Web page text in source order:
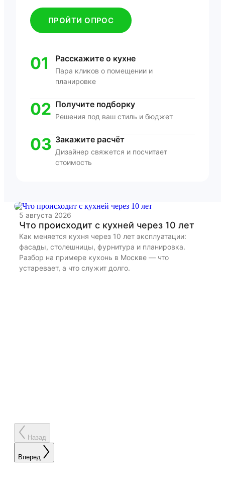
ПРОЙТИ ОПРОС
01 Расскажите о кухне
Пара кликов о помещении и
планировке
02 Получите подборку
Решения под ваш стиль и бюджет
03 Закажите расчёт
Дизайнер свяжется и посчитает
стоимость
5 августа 2026
Что происходит с кухней через 10 лет
Как меняется кухня через 10 лет эксплуатации:
фасады, столешницы, фурнитура и планировка.
Разбор на примере кухонь в Москве — что
устаревает, а что служит долго.
Назад
Вперед